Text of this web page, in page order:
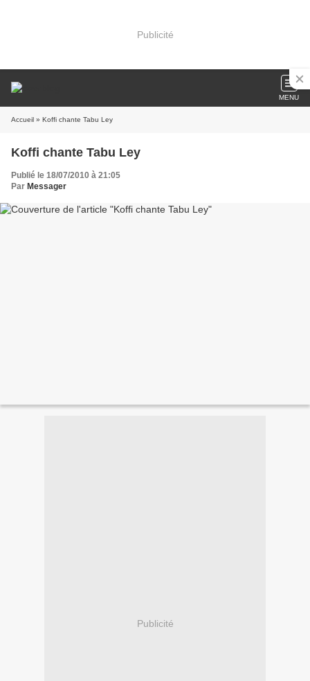
Publicité
MENU
Accueil » Koffi chante Tabu Ley
Koffi chante Tabu Ley
Publié le 18/07/2010 à 21:05
Par Messager
Publicité